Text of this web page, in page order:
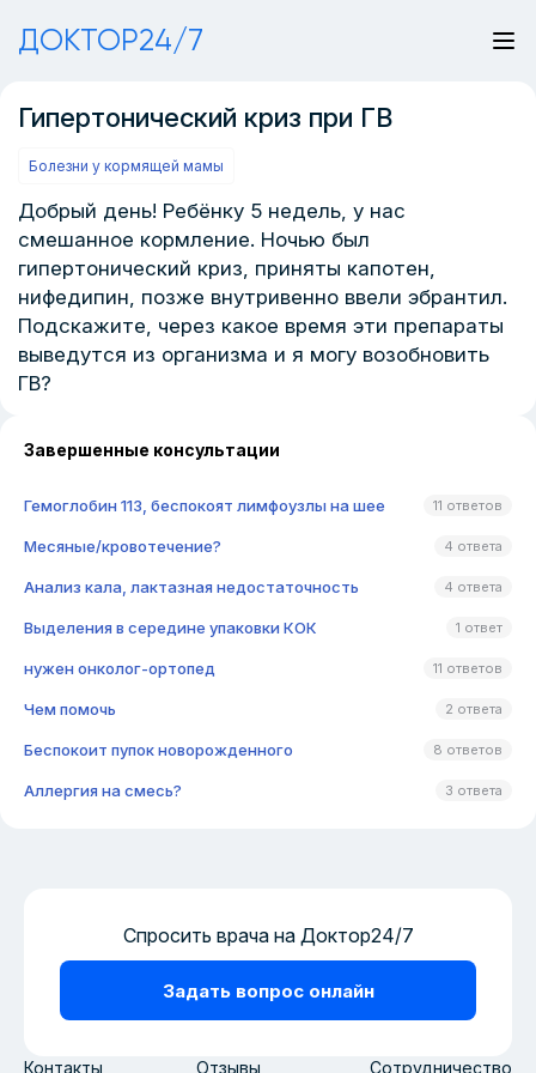
ДОКТОР24/7
Гипертонический криз при ГВ
Болезни у кормящей мамы
Добрый день! Ребёнку 5 недель, у нас
смешанное кормление. Ночью был
гипертонический криз, приняты капотен,
нифедипин, позже внутривенно ввели эбрантил.
Подскажите, через какое время эти препараты
выведутся из организма и я могу возобновить
ГВ?
Завершенные консультации
Гемоглобин 113, беспокоят лимфоузлы на шее 11 ответов
Месяные/кровотечение? 4 ответа
Анализ кала, лактазная недостаточность 4 ответа
Выделения в середине упаковки КОК 1 ответ
нужен онколог-ортопед 11 ответов
Чем помочь 2 ответа
Беспокоит пупок новорожденного 8 ответов
Аллергия на смесь? 3 ответа
Контакты Отзывы Сотрудничество
Спросить врача на Доктор24/7
Задать вопрос онлайн